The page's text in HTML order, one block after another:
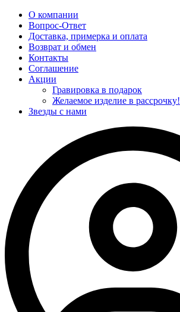
О компании
Вопрос-Ответ
Доставка, примерка и оплата
Возврат и обмен
Контакты
Соглашение
Акции
Гравировка в подарок
Желаемое изделие в рассрочку!
Звезды с нами